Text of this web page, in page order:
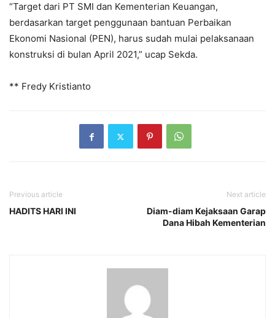
“Target dari PT SMI dan Kementerian Keuangan,
berdasarkan target penggunaan bantuan Perbaikan
Ekonomi Nasional (PEN), harus sudah mulai pelaksanaan
konstruksi di bulan April 2021,” ucap Sekda.
** Fredy Kristianto
Previous article
HADITS HARI INI
Next article
Diam-diam Kejaksaan Garap
Dana Hibah Kementerian